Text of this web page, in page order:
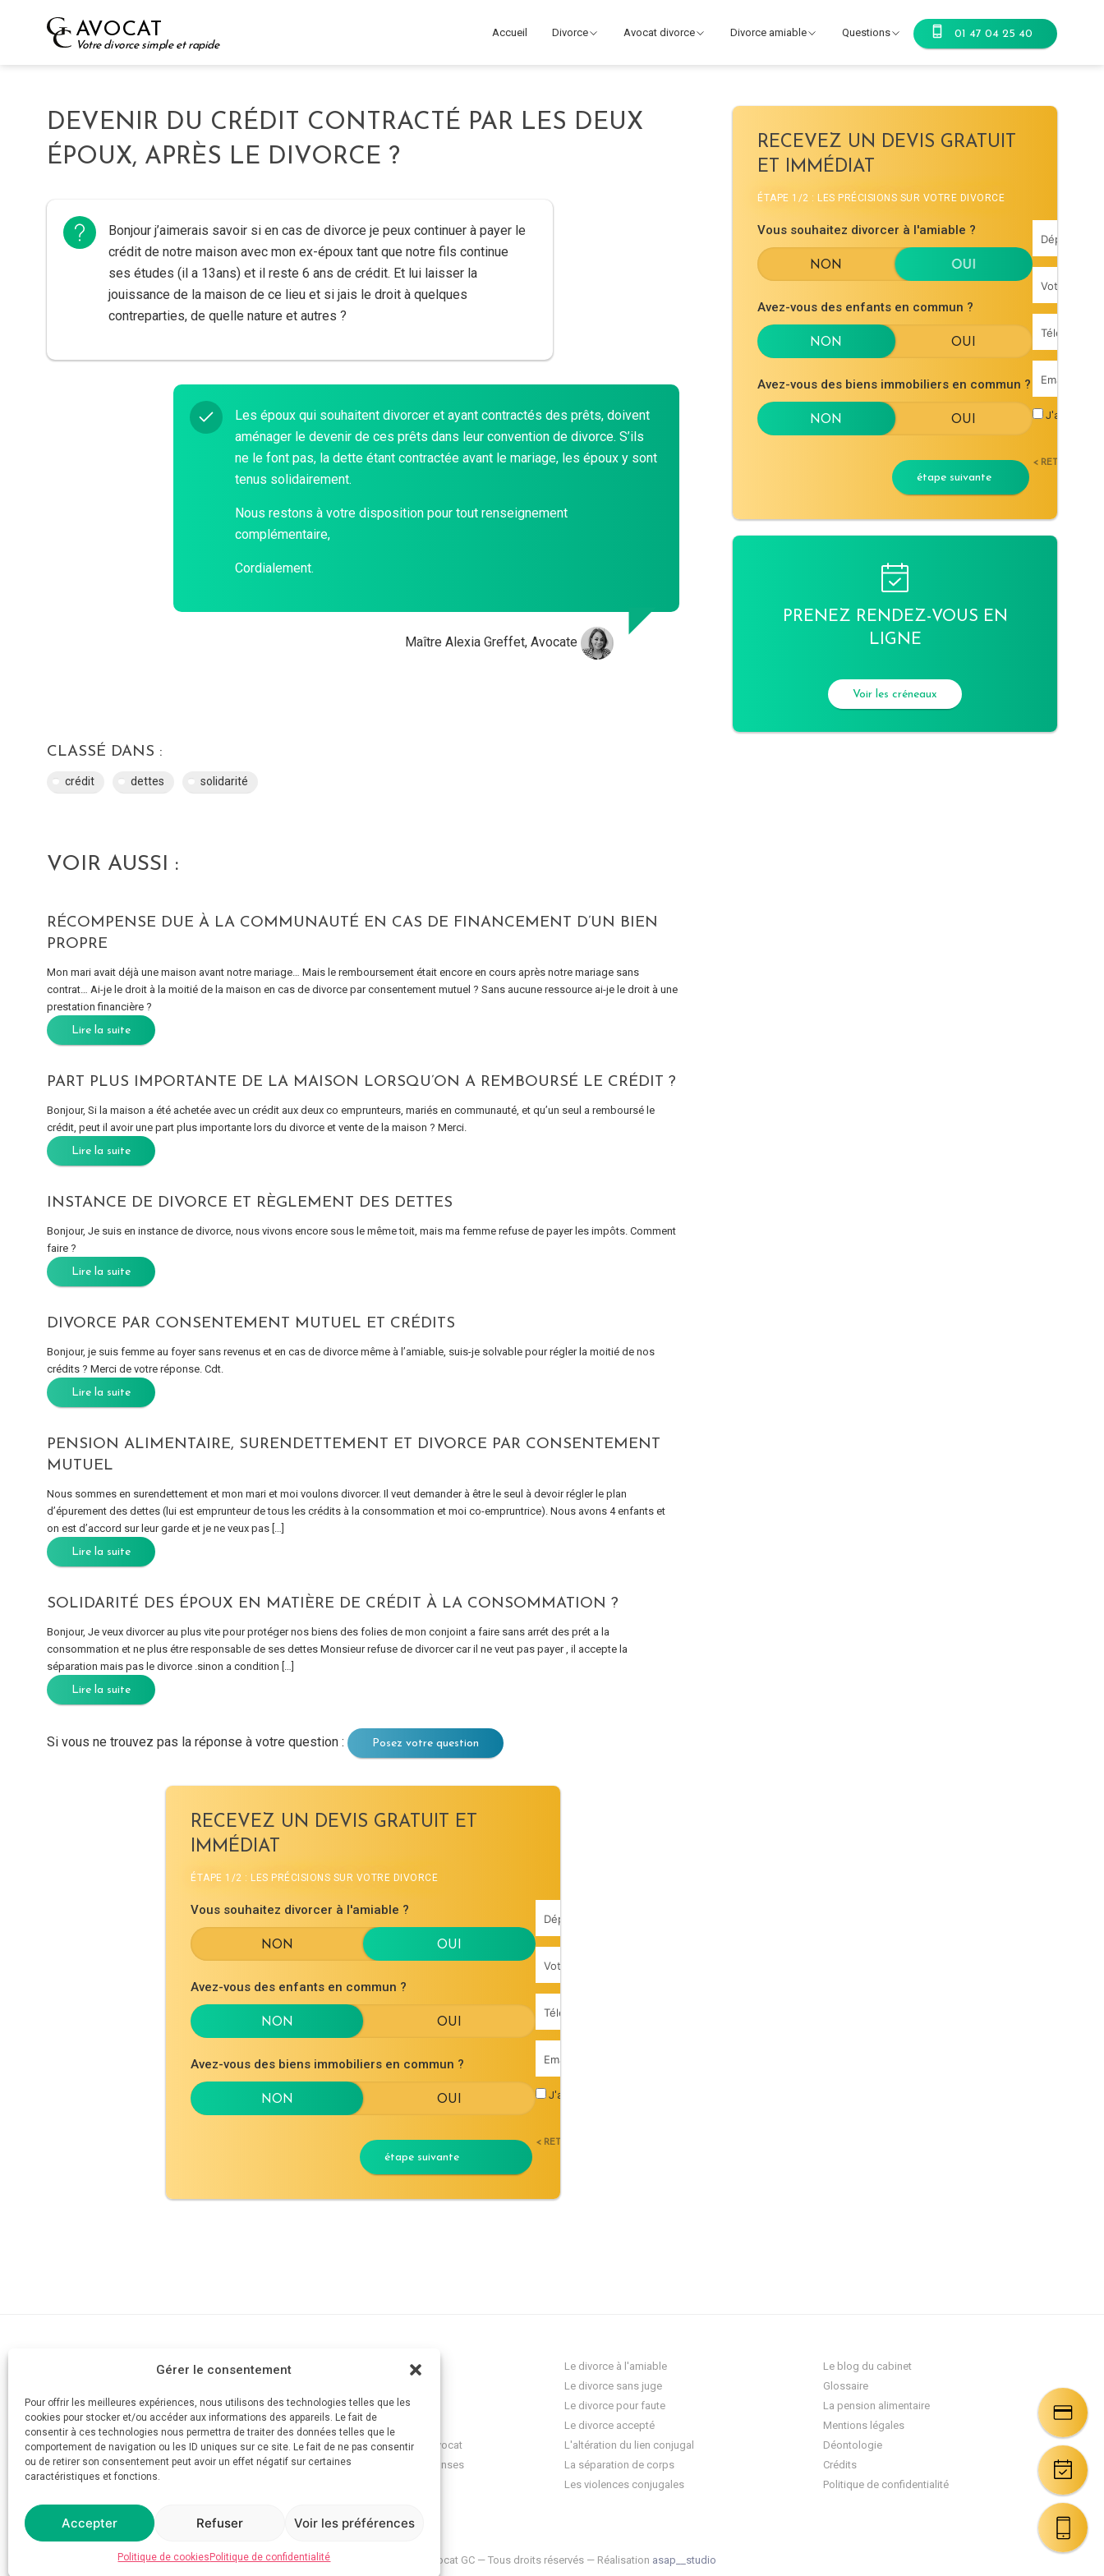
Gérer le consentement
Pour offrir les meilleures expériences, nous utilisons des technologies telles que les
cookies pour stocker et/ou accéder aux informations des appareils. Le fait de
consentir à ces technologies nous permettra de traiter des données telles que le
comportement de navigation ou les ID uniques sur ce site. Le fait de ne pas consentir
ou de retirer son consentement peut avoir un effet négatif sur certaines
caractéristiques et fonctions.
Accepter Refuser Voir les préférences
Politique de cookies Politique de confidentialité
AVOCAT
Votre divorce simple et rapide
Accueil Divorce Avocat divorce Divorce amiable Questions 01 47 04 25 40
DEVENIR DU CRÉDIT CONTRACTÉ PAR LES DEUX
ÉPOUX, APRÈS LE DIVORCE ?
Bonjour j’aimerais savoir si en cas de divorce je peux continuer à payer le
crédit de notre maison avec mon ex-époux tant que notre fils continue
ses études (il a 13ans) et il reste 6 ans de crédit. Et lui laisser la
jouissance de la maison de ce lieu et si jais le droit à quelques
contreparties, de quelle nature et autres ?
Les époux qui souhaitent divorcer et ayant contractés des prêts, doivent
aménager le devenir de ces prêts dans leur convention de divorce. S’ils
ne le font pas, la dette étant contractée avant le mariage, les époux y sont
tenus solidairement.
Nous restons à votre disposition pour tout renseignement
complémentaire,
Cordialement.
Maître Alexia Greffet, Avocate
CLASSÉ DANS :
crédit dettes solidarité
VOIR AUSSI :
RÉCOMPENSE DUE À LA COMMUNAUTÉ EN CAS DE FINANCEMENT D’UN BIEN
PROPRE
Mon mari avait déjà une maison avant notre mariage… Mais le remboursement était encore en cours après notre mariage sans
contrat… Ai-je le droit à la moitié de la maison en cas de divorce par consentement mutuel ? Sans aucune ressource ai-je le droit à une
prestation financière ?
Lire la suite
PART PLUS IMPORTANTE DE LA MAISON LORSQU’ON A REMBOURSÉ LE CRÉDIT ?
Bonjour, Si la maison a été achetée avec un crédit aux deux co emprunteurs, mariés en communauté, et qu’un seul a remboursé le
crédit, peut il avoir une part plus importante lors du divorce et vente de la maison ? Merci.
Lire la suite
INSTANCE DE DIVORCE ET RÈGLEMENT DES DETTES
Bonjour, Je suis en instance de divorce, nous vivons encore sous le même toit, mais ma femme refuse de payer les impôts. Comment
faire ?
Lire la suite
DIVORCE PAR CONSENTEMENT MUTUEL ET CRÉDITS
Bonjour, je suis femme au foyer sans revenus et en cas de divorce même à l’amiable, suis-je solvable pour régler la moitié de nos
crédits ? Merci de votre réponse. Cdt.
Lire la suite
PENSION ALIMENTAIRE, SURENDETTEMENT ET DIVORCE PAR CONSENTEMENT
MUTUEL
Nous sommes en surendettement et mon mari et moi voulons divorcer. Il veut demander à être le seul à devoir régler le plan
d’épurement des dettes (lui est emprunteur de tous les crédits à la consommation et moi co-empruntrice). Nous avons 4 enfants et
on est d’accord sur leur garde et je ne veux pas […]
Lire la suite
SOLIDARITÉ DES ÉPOUX EN MATIÈRE DE CRÉDIT À LA CONSOMMATION ?
Bonjour, Je veux divorcer au plus vite pour protéger nos biens des folies de mon conjoint a faire sans arrét des prét a la
consommation et ne plus étre responsable de ses dettes Monsieur refuse de divorcer car il ne veut pas payer , il accepte la
séparation mais pas le divorce .sinon a condition […]
Lire la suite
Si vous ne trouvez pas la réponse à votre question : Posez votre question
RECEVEZ UN DEVIS GRATUIT ET
IMMÉDIAT
ÉTAPE 1/2 : LES PRÉCISIONS SUR VOTRE DIVORCE
Vous souhaitez divorcer à l'amiable ?
Avez-vous des enfants en commun ?
Avez-vous des biens immobiliers en commun ?
étape suivante
J'accepte les
< RETOUR
RECEVEZ UN DEVIS GRATUIT
ET IMMÉDIAT
ÉTAPE 1/2 : LES PRÉCISIONS SUR VOTRE DIVORCE
Vous souhaitez divorcer à l'amiable ?
Avez-vous des enfants en commun ?
Avez-vous des biens immobiliers en commun ?
étape suivante
J'accepte
< RETOUR
PRENEZ RENDEZ-VOUS EN
LIGNE
Voir les créneaux
AVOCAT
Cabinet d'avocat Divorce
Mes honoraires
Aide juridictionnelle
Posez votre question à un avocat
Plus de 1200 questions-réponses
Le divorce à l'amiable
Le divorce sans juge
Le divorce pour faute
Le divorce accepté
L'altération du lien conjugal
La séparation de corps
Les violences conjugales
Le blog du cabinet
Glossaire
La pension alimentaire
Mentions légales
Déontologie
Crédits
Politique de confidentialité
© 2026 Avocat GC — Tous droits réservés — Réalisation asap__studio